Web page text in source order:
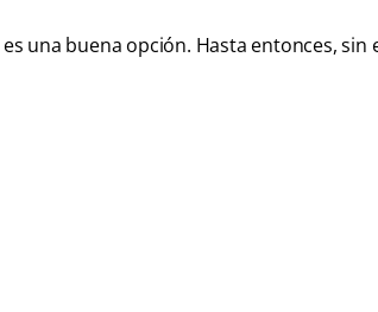
una buena opción. Hasta entonces,